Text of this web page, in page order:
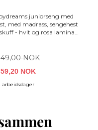
juniorseng med
med madrass, sengehest
- hvit og rosa laminat
NOK
NOK
arbeidsdager